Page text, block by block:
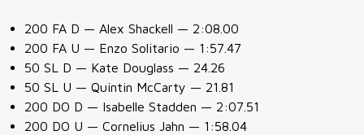
200 FA D — Alex Shackell — 2:08.00
200 FA U — Enzo Solitario — 1:57.47
50 SL D — Kate Douglass — 24.26
50 SL U — Quintin McCarty — 21.81
200 DO D — Isabelle Stadden — 2:07.51
200 DO U — Cornelius Jahn — 1:58.04